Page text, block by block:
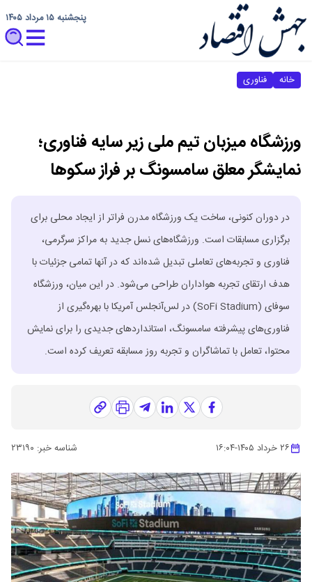
پنجشنبه ۱۵ مرداد ۱۴۰۵
خانه فناوری
ورزشگاه میزبان تیم ملی زیر سایه فناوری؛
نمایشگر معلق سامسونگ بر فراز سکوها
در دوران کنونی، ساخت یک ورزشگاه مدرن فراتر از ایجاد محلی برای
برگزاری مسابقات است. ورزشگاه‌های نسل جدید به مراکز سرگرمی،
فناوری و تجربه‌های تعاملی تبدیل شده‌اند که در آنها تمامی جزئیات با
هدف ارتقای تجربه هواداران طراحی می‌شود. در این میان، ورزشگاه
سوفای (SoFi Stadium) در لس‌آنجلس آمریکا با بهره‌گیری از
فناوری‌های پیشرفته سامسونگ، استانداردهای جدیدی را برای نمایش
محتوا، تعامل با تماشاگران و تجربه روز مسابقه تعریف کرده است.
۲۶ خرداد ۱۴۰۵ -۱۶:۰۴ شناسه خبر: ۲۳۱۹۰